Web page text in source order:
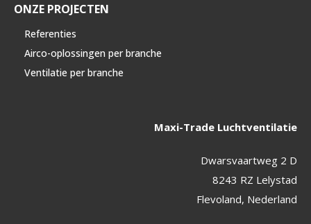
ONZE PROJECTEN
Referenties
Airco-oplossingen per branche
Ventilatie per branche
Maxi-Trade Luchtventilatie
Dwarsvaartweg 2 D
8243 RZ Lelystad
Flevoland, Nederland